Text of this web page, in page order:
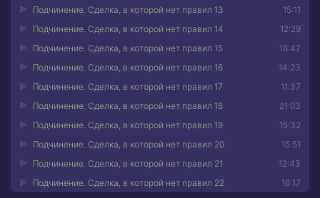
15:11
Подчинение. Сделка, в которой нет правил 13
12:29
Подчинение. Сделка, в которой нет правил 14
16:47
Подчинение. Сделка, в которой нет правил 15
14:23
Подчинение. Сделка, в которой нет правил 16
11:37
Подчинение. Сделка, в которой нет правил 17
21:03
Подчинение. Сделка, в которой нет правил 18
15:32
Подчинение. Сделка, в которой нет правил 19
15:51
Подчинение. Сделка, в которой нет правил 20
12:43
Подчинение. Сделка, в которой нет правил 21
16:17
Подчинение. Сделка, в которой нет правил 22